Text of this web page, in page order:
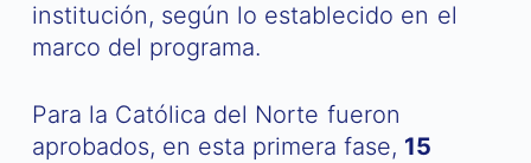
institución, según lo establecido en el
marco del programa.
Para la Católica del Norte fueron
aprobados, en esta primera fase, 15